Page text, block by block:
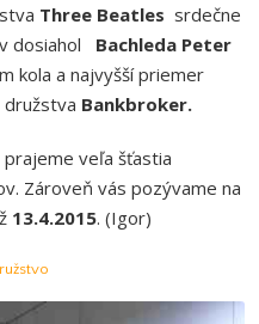
Three Beatles srdečne
dosiahol
Bachleda Peter
kola a najvyšší priemer
družstva Bankbroker.
veľa šťastia
Zároveň vás pozývame na
13.4.2015. (Igor)